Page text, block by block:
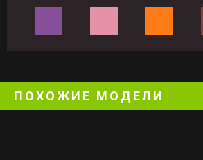
ПОХОЖИЕ МОДЕЛИ